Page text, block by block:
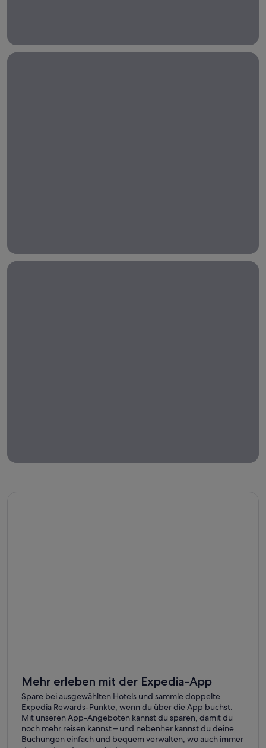
Mehr erleben mit der Expedia-App
Spare bei ausgewählten Hotels und sammle doppelte
Expedia Rewards-Punkte, wenn du über die App buchst.
Mit unseren App-Angeboten kannst du sparen, damit du
noch mehr reisen kannst – und nebenher kannst du deine
Buchungen einfach und bequem verwalten, wo auch immer